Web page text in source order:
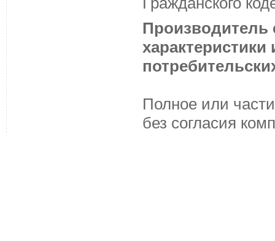
Производитель
Полное или
без согласия